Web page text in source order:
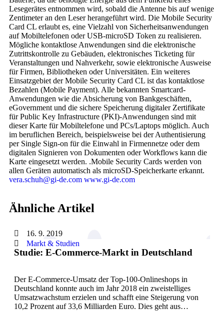
Lesegerätes entnommen wird, sobald die Antenne bis auf wenige
Zentimeter an den Leser herangeführt wird. Die Mobile Security
Card CL erlaubt es, eine Vielzahl von Sicherheitsanwendungen
auf Mobiltelefonen oder USB-microSD Token zu realisieren.
Mögliche kontaktlose Anwendungen sind die elektronische
Zutrittskontrolle zu Gebäuden, elektronisches Ticketing für
Veranstaltungen und Nahverkehr, sowie elektronische Ausweise
für Firmen, Bibliotheken oder Universitäten. Ein weiteres
Einsatzgebiet der Mobile Security Card CL ist das kontaktlose
Bezahlen (Mobile Payment). Alle bekannten Smartcard-
Anwendungen wie die Absicherung von Bankgeschäften,
eGovernment und die sichere Speicherung digitaler Zertifikate
für Public Key Infrastructure (PKI)-Anwendungen sind mit
dieser Karte für Mobiltelefone und PCs/Laptops möglich. Auch
im beruflichen Bereich, beispielsweise bei der Authentisierung
per Single Sign-on für die Einwahl in Firmennetze oder dem
digitalen Signieren von Dokumenten oder Workflows kann die
Karte eingesetzt werden. .Mobile Security Cards werden von
allen Geräten automatisch als microSD-Speicherkarte erkannt.
vera.schuh@gi-de.com www.gi-de.com
Ähnliche Artikel
16. 9. 2019
Markt & Studien
Studie: E-Commerce-Markt in Deutschland
Der E-Commerce-Umsatz der Top-100-Onlineshops in
Deutschland konnte auch im Jahr 2018 ein zweistelliges
Umsatzwachstum erzielen und schafft eine Steigerung von
10,2 Prozent auf 33,6 Milliarden Euro. Dies geht aus…